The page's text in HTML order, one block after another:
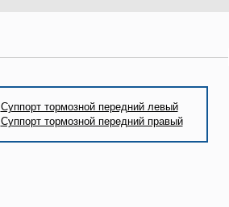
Суппорт тормозной передний левый
Суппорт тормозной передний правый